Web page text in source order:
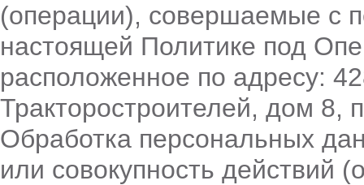
(операции), совершаемые с
настоящей Политике под
расположенное по адресу:
Тракторостроителей, дом 8,
Обработка персональных
или совокупность действий